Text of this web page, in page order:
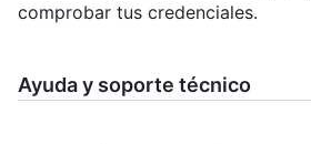
comprobar tus credenciales.
Ayuda y soporte técnico